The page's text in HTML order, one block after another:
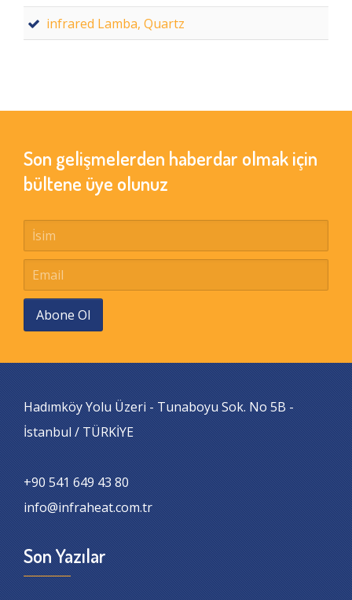
infrared Lamba, Quartz
Son gelişmelerden haberdar olmak için
bültene üye olunuz
Abone Ol
Hadımköy Yolu Üzeri - Tunaboyu Sok. No 5B -
İstanbul / TÜRKİYE
+90 541 649 43 80
info@infraheat.com.tr
Son Yazılar